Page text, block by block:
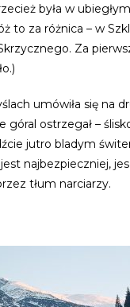
była w
to za różnica – w
Za
umówiła się na
góral ostrzegał –
jutro bladym
najbezpieczniej,
tłum narciarzy.